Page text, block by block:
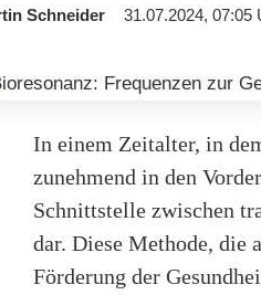
Schneider 31.07.2024, 07:05
In einem Zeitalter, in
zunehmend in den
Schnittstelle zwischen
dar. Diese Methode, die
Förderung der